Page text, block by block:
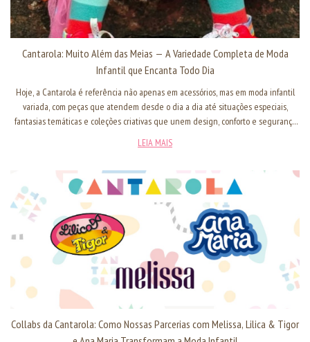
Cantarola: Muito Além das Meias — A Variedade Completa de Moda
Infantil que Encanta Todo Dia
Hoje, a Cantarola é referência não apenas em acessórios, mas em moda infantil
variada, com peças que atendem desde o dia a dia até situações especiais,
fantasias temáticas e coleções criativas que unem design, conforto e segurança
entender por que a Cantarola é a escolha ideal para quem busca qualidade,
LEIA MAIS
Collabs da Cantarola: Como Nossas Parcerias com Melissa, Lilica & Tigor